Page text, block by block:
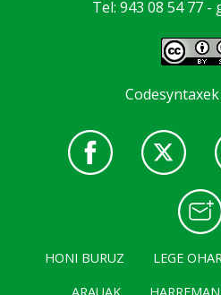
Tel: 943 08 54 77 -
HONI BURUZ LEGE